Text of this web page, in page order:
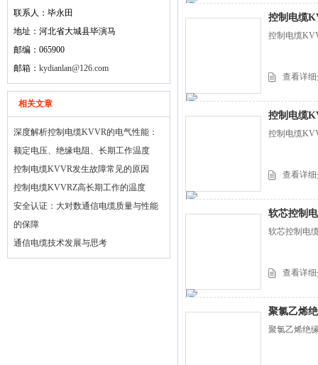
联系人：毕永田
地址：河北省大城县毕演马
邮编：065900
邮箱： kydianlan@126.com
相关文章
深度解析控制电缆KVVR的电气性能：
额定电压、绝缘电阻、长期工作温度
控制电缆KVVR发生故障常见的原因
控制电缆KVVRZ高长期工作的温度
安全认证：大对数通信电缆质量与性能
的保障
通信电缆技术发展与思考
控制电缆
控制电缆
查看详
控制电缆
控制电缆
查看详
软芯控制
软芯控制电
查看详
聚氯乙烯
聚氯乙烯绝